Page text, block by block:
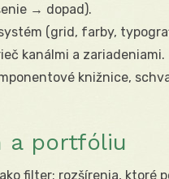
→ dopad).
(grid, farby,
kanálmi a zariadeniami.
knižnice,
a portfóliu
filter: rozšírenia, ktoré